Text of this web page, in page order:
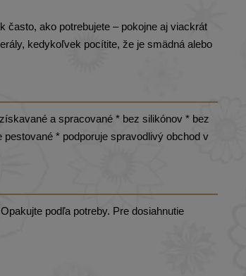
často, ako potrebujete – pokojne aj viackrát
kedykoľvek pocítite, že je smädná alebo
a spracované * bez silikónov * bez
* podporuje spravodlivý obchod v
podľa potreby. Pre dosiahnutie